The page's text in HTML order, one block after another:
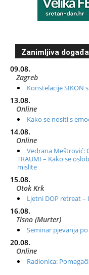
Zanimljiva
09.08.
Zagreb
Konstelacije SIKON
13.08.
Online
Kako se nositi s
14.08.
Online
Vedrana Meštrović:
TRAUMI – Kako se
mislite
15.08.
Otok Krk
Ljetni DOP retreat
16.08.
Tisno (Murter)
Seminar pjevanja
20.08.
Online
Radionica: